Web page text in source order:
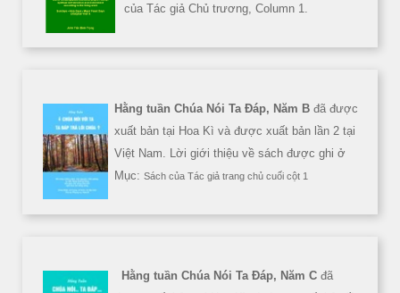
của Tác giả Chủ trương, Column 1.
Hằng tuần Chúa Nói Ta Đáp, Năm B đã được
xuất bản tại Hoa Kì và được xuất bản lần 2 tại
Việt Nam. Lời giới thiệu về sách được ghi ở
Mục: Sách của Tác giả trang chủ cuối cột 1
Hằng tuần Chúa Nói Ta Đáp, Năm C đã